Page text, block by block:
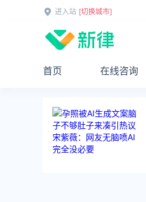
进入站 [切换城市]
首页 在线咨询